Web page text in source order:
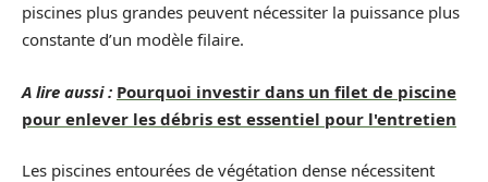
piscines plus grandes peuvent nécessiter la puissance plus
constante d’un modèle filaire.
A lire aussi : Pourquoi investir dans un filet de piscine
pour enlever les débris est essentiel pour l'entretien
Les piscines entourées de végétation dense nécessitent